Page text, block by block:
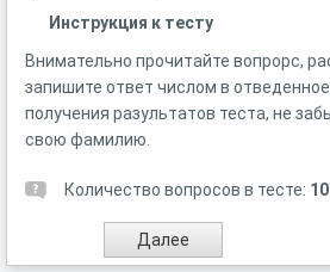
Инструкция к тесту
Внимательно прочитайте вопрорс,
запишите ответ числом в
получения разультатов теста, не
свою фамилию.
Количество вопросов в тесте: 10